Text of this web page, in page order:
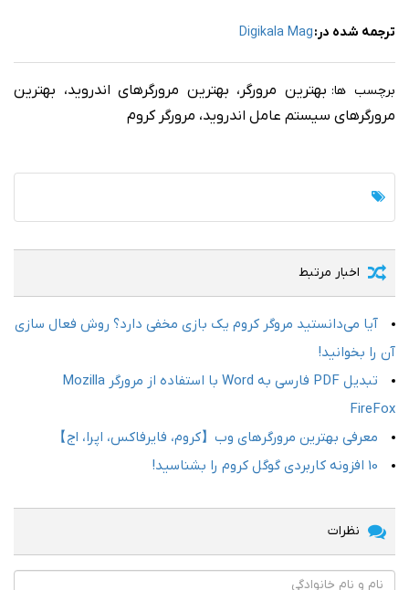
ترجمه شده در:Digikala Mag
برچسب ها: بهترین مرورگر، بهترین مرورگرهای اندروید، بهترین
مرورگرهای سیستم عامل اندروید، مرورگر کروم
اخبار مرتبط
آیا می‌دانستید مروگر کروم یک بازی مخفی دارد؟ روش فعال سازی
آن را بخوانید!
تبدیل PDF فارسی به Word با استفاده از مرورگر Mozilla
FireFox
معرفی بهترین مرورگرهای وب【کروم، فایرفاکس، اپرا، اج】
10 افزونه کاربردی گوگل کروم را بشناسید!
نظرات